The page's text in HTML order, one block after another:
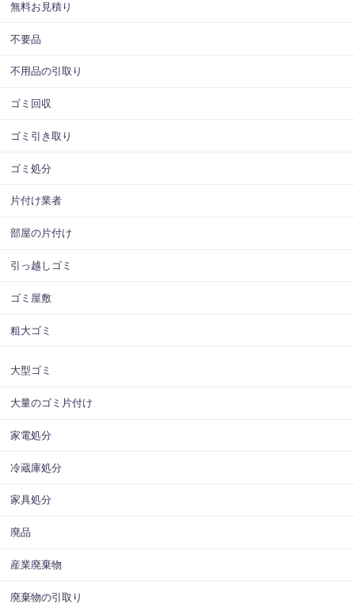
無料お見積り
不要品
不用品の引取り
ゴミ回収
ゴミ引き取り
ゴミ処分
片付け業者
部屋の片付け
引っ越しゴミ
ゴミ屋敷
粗大ゴミ
大型ゴミ
大量のゴミ片付け
家電処分
冷蔵庫処分
家具処分
廃品
産業廃棄物
廃棄物の引取り